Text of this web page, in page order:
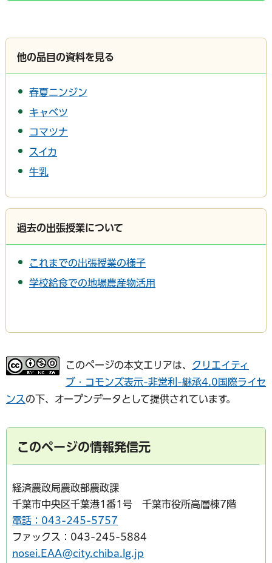
他の品目の資料を見る
春夏ニンジン
キャベツ
コマツナ
スイカ
牛乳
過去の出張授業について
これまでの出張授業の様子
学校給食での地場農産物活用
このページの本文エリアは、 クリエイティ
ブ・コモンズ表示-非営利-継承4.0国際ライセ
ンス の下、オープンデータとして提供されています。
このページの情報発信元
経済農政局農政部農政課
千葉市中央区千葉港1番1号 千葉市役所高層棟7階
電話：043-245-5757
ファックス：043-245-5884
nosei.EAA@city.chiba.lg.jp